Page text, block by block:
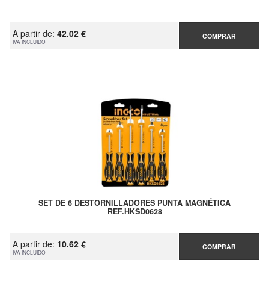
A partir de: 42.02 €
IVA INCLUIDO
COMPRAR
SET DE 6 DESTORNILLADORES PUNTA MAGNÉTICA
REF.HKSD0628
A partir de: 10.62 €
IVA INCLUIDO
COMPRAR